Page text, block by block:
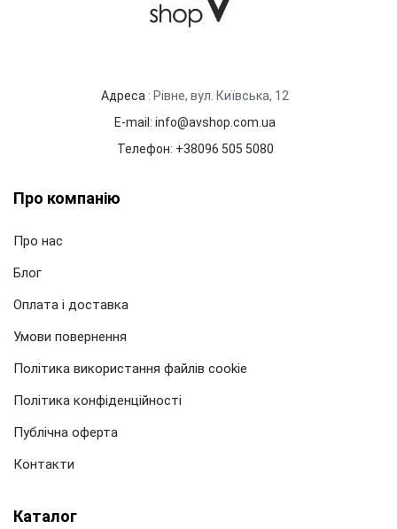
Адреса : Рівне, вул. Київська, 12
E-mail: info@avshop.com.ua
Телефон: +38096 505 5080
Про компанію
Про нас
Блог
Оплата і доставка
Умови повернення
Політика використання файлів cookie
Політика конфіденційності
Публічна оферта
Контакти
Каталог